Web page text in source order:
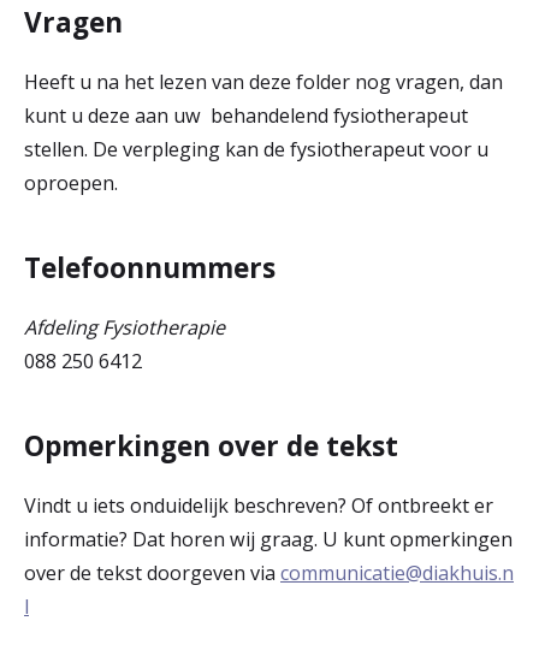
Vragen
Heeft u na het lezen van deze folder nog vragen, dan
kunt u deze aan uw behandelend fysiotherapeut
stellen. De verpleging kan de fysiotherapeut voor u
oproepen.
Telefoonnummers
Afdeling Fysiotherapie
088 250 6412
Opmerkingen over de tekst
Vindt u iets onduidelijk beschreven? Of ontbreekt er
informatie? Dat horen wij graag. U kunt opmerkingen
over de tekst doorgeven via communicatie@diakhuis.n
l